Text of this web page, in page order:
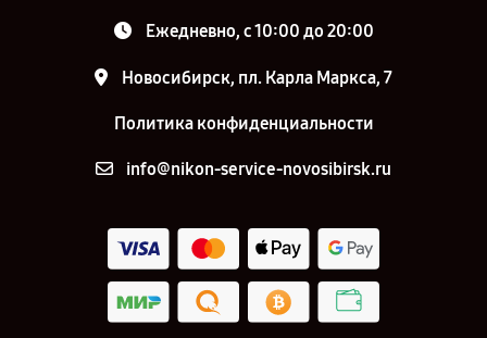
Ежедневно, с 10:00 до 20:00
Новосибирск, пл. Карла Маркса, 7
Политика конфиденциальности
info@nikon-service-novosibirsk.ru